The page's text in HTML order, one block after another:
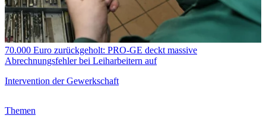
70.000 Euro zurückgeholt: PRO-GE deckt massive
Abrechnungsfehler bei Leiharbeitern auf
Intervention der Gewerkschaft
Themen